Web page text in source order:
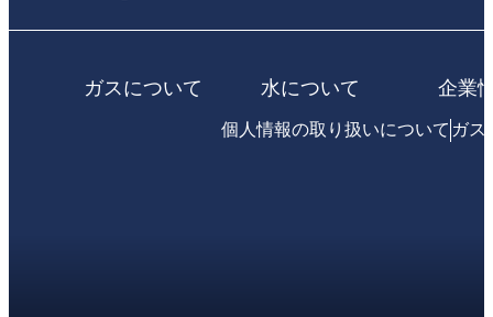
ガスについて 水について 企業
個人情報の取り扱いについて ガス